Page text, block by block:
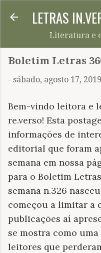
Pular para
LETRAS
Literatura e
Boletim Letras
- sábado, agosto 17, 2019
Bem-vindo leitora e
re.verso! Esta
informações de
editorial que foram
semana em nossa
para o Boletim
semana n.326
começou a limitar a
publicações aí
se mostra como
leitores que